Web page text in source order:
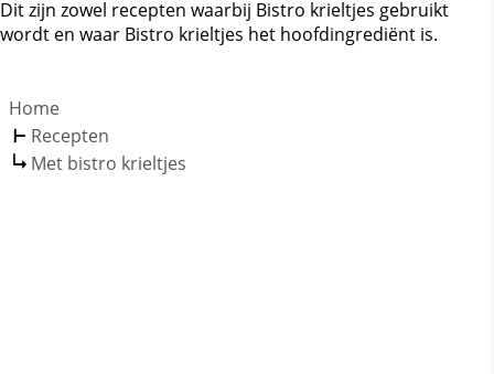
Dit zijn zowel recepten waarbij Bistro krieltjes gebruikt
wordt en waar Bistro krieltjes het hoofdingrediënt is.
Home
Recepten
Met bistro krieltjes